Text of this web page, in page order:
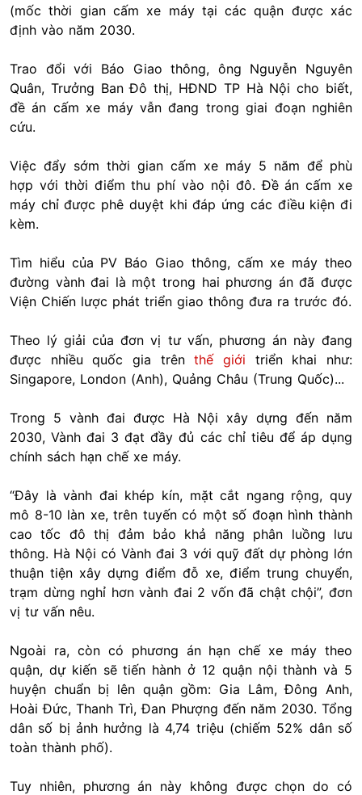
(mốc thời gian cấm xe máy tại các quận được xác
định vào năm 2030.
Trao đổi với Báo Giao thông, ông Nguyễn Nguyên
Quân, Trưởng Ban Đô thị, HĐND TP Hà Nội cho biết,
đề án cấm xe máy vẫn đang trong giai đoạn nghiên
cứu.
Việc đẩy sớm thời gian cấm xe máy 5 năm để phù
hợp với thời điểm thu phí vào nội đô. Đề án cấm xe
máy chỉ được phê duyệt khi đáp ứng các điều kiện đi
kèm.
Tìm hiểu của PV Báo Giao thông, cấm xe máy theo
đường vành đai là một trong hai phương án đã được
Viện Chiến lược phát triển giao thông đưa ra trước đó.
Theo lý giải của đơn vị tư vấn, phương án này đang
được nhiều quốc gia trênthế giới triển khai như:
Singapore, London (Anh), Quảng Châu (Trung Quốc)...
Trong 5 vành đai được Hà Nội xây dựng đến năm
2030, Vành đai 3 đạt đầy đủ các chỉ tiêu để áp dụng
chính sách hạn chế xe máy.
“Đây là vành đai khép kín, mặt cắt ngang rộng, quy
mô 8-10 làn xe, trên tuyến có một số đoạn hình thành
cao tốc đô thị đảm bảo khả năng phân luồng lưu
thông. Hà Nội có Vành đai 3 với quỹ đất dự phòng lớn
thuận tiện xây dựng điểm đỗ xe, điểm trung chuyển,
trạm dừng nghỉ hơn vành đai 2 vốn đã chật chội”, đơn
vị tư vấn nêu.
Ngoài ra, còn có phương án hạn chế xe máy theo
quận, dự kiến sẽ tiến hành ở 12 quận nội thành và 5
huyện chuẩn bị lên quận gồm: Gia Lâm, Đông Anh,
Hoài Đức, Thanh Trì, Đan Phượng đến năm 2030. Tổng
dân số bị ảnh hưởng là 4,74 triệu (chiếm 52% dân số
toàn thành phố).
Tuy nhiên, phương án này không được chọn do có